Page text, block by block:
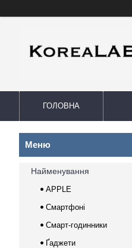
ГОЛОВНА
Найменування
APPLE
Смартфоні
Смарт-годинники
Ґаджети